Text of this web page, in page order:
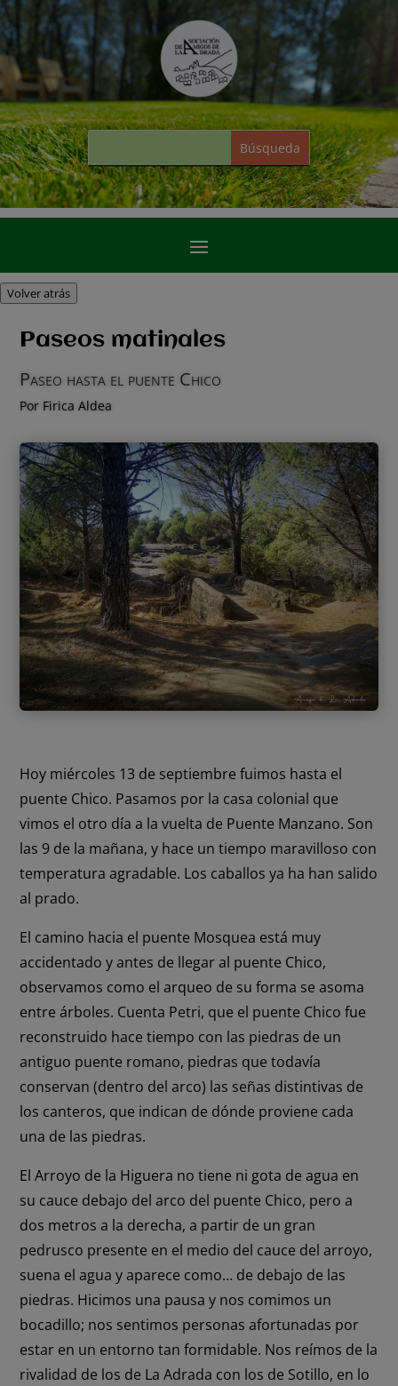
Volver atrás
Paseos matinales
Paseo hasta el puente Chico
Por Firica Aldea
Hoy miércoles 13 de septiembre fuimos hasta el
puente Chico. Pasamos por la casa colonial que
vimos el otro día a la vuelta de Puente Manzano. Son
las 9 de la mañana, y hace un tiempo maravilloso con
temperatura agradable. Los caballos ya ha han salido
al prado.
El camino hacia el puente Mosquea está muy
accidentado y antes de llegar al puente Chico,
observamos como el arqueo de su forma se asoma
entre árboles. Cuenta Petri, que el puente Chico fue
reconstruido hace tiempo con las piedras de un
antiguo puente romano, piedras que todavía
conservan (dentro del arco) las señas distintivas de
los canteros, que indican de dónde proviene cada
una de las piedras.
El Arroyo de la Higuera no tiene ni gota de agua en
su cauce debajo del arco del puente Chico, pero a
dos metros a la derecha, a partir de un gran
pedrusco presente en el medio del cauce del arroyo,
suena el agua y aparece como… de debajo de las
piedras. Hicimos una pausa y nos comimos un
bocadillo; nos sentimos personas afortunadas por
estar en un entorno tan formidable. Nos reímos de la
rivalidad de los de La Adrada con los de Sotillo, en lo